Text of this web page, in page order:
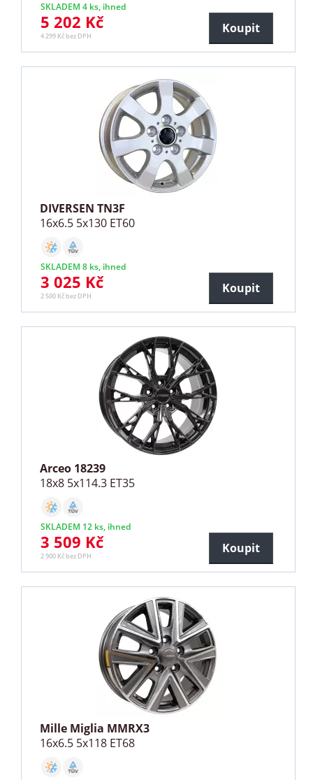
SKLADEM 4 ks, ihned
5 202 Kč
4 299 Kč bez DPH
Koupit
DIVERSEN TN3F
16x6.5 5x130 ET60
SKLADEM 8 ks, ihned
3 025 Kč
2 500 Kč bez DPH
Koupit
Arceo 18239
18x8 5x114.3 ET35
SKLADEM 12 ks, ihned
3 509 Kč
2 900 Kč bez DPH
Koupit
Mille Miglia MMRX3
16x6.5 5x118 ET68